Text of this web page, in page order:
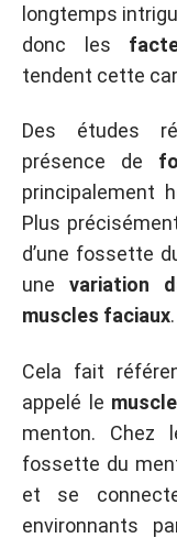
longtemps
donc les
tendent cette
Des études
présence de
principalement
Plus
d’une fossette
une variation
muscles faciaux.
Cela fait
appelé le
menton. Chez
fossette du
et se
environnants